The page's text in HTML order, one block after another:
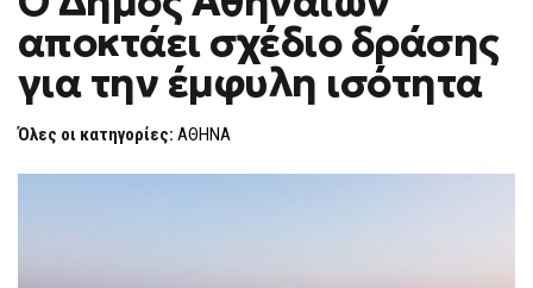
ΔΉΜΟΣ
ΑΘΗΝΑΊΩΝ
ΑΠΟΚΤΆΕΙ
ΣΧΈΔΙΟ
ΔΡΆΣΗΣ
ΓΙΑ
ΈΜΦΥΛΗ
αποκτάει σχέδιο δράσης
για την έμφυλη ισότητα
Όλες οι κατηγορίες: ΑΘΗΝΑ